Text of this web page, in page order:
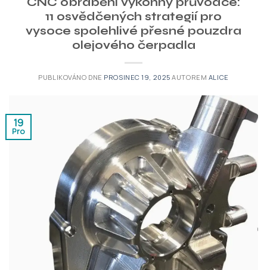
11 osvědčených strategií pro
vysoce spolehlivé přesné pouzdra
olejového čerpadla
PUBLIKOVÁNO DNE PROSINEC 19, 2025 AUTOREM ALICE
19
Pro